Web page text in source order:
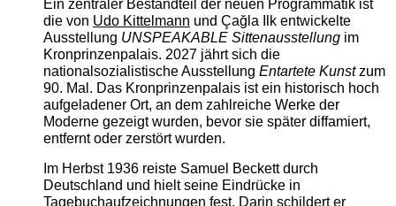
Ein zentraler Bestandteil der neuen Programmatik ist
die von Udo Kittelmann und Çağla Ilk entwickelte
Ausstellung UNSPEAKABLE Sittenausstellungim
Kronprinzenpalais. 2027 jährt sich die
nationalsozialistische Ausstellung Entartete Kunstzum
90. Mal. Das Kronprinzenpalais ist ein historisch hoch
aufgeladener Ort, an dem zahlreiche Werke der
Moderne gezeigt wurden, bevor sie später diffamiert,
entfernt oder zerstört wurden.
Im Herbst 1936 reiste Samuel Beckett durch
Deutschland und hielt seine Eindrücke in
Tagebuchaufzeichnungen fest. Darin schildert er